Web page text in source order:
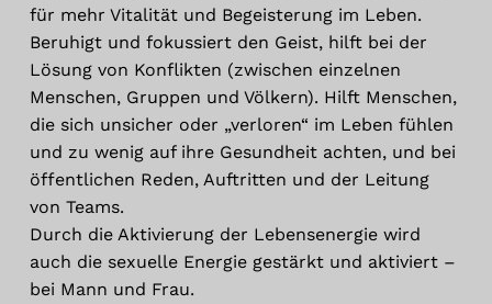
für mehr Vitalität und Begeisterung im Leben.
Beruhigt und fokussiert den Geist, hilft bei der
Lösung von Konflikten (zwischen einzelnen
Menschen, Gruppen und Völkern). Hilft Menschen,
die sich unsicher oder „verloren“ im Leben fühlen
und zu wenig auf ihre Gesundheit achten, und bei
öffentlichen Reden, Auftritten und der Leitung
von Teams.
Durch die Aktivierung der Lebensenergie wird
auch die sexuelle Energie gestärkt und aktiviert –
bei Mann und Frau.